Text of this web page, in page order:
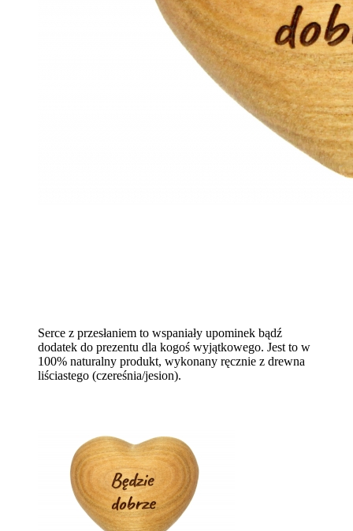
Serce z przesłaniem to wspaniały upominek bądź
dodatek do prezentu dla kogoś wyjątkowego. Jest to w
100% naturalny produkt, wykonany ręcznie z drewna
liściastego (czereśnia/jesion).